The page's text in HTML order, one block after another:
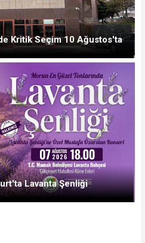
Kritik Seçim 10 Ağustos'ta
Lavanta Şenliği